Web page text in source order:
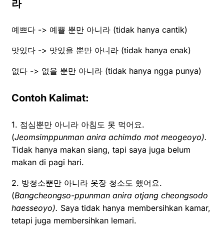
라
예쁘다 -> 예쁠 뿐만 아니라 (tidak hanya cantik)
맛있다 -> 맛있을 뿐만 아니라 (tidak hanya enak)
없다 -> 없을 뿐만 아니라 (tidak hanya ngga punya)
Contoh Kalimat:
1. 점심뿐만 아니라 아침도 못 먹어요.
(Jeomsimppunman anira achimdo mot meogeoyo).
Tidak hanya makan siang, tapi saya juga belum
makan di pagi hari.
2. 방청소뿐만 아니라 옷장 청소도 했어요.
(Bangcheongso-ppunman anira otjang cheongsodo
haesseoyo). Saya tidak hanya membersihkan kamar,
tetapi juga membersihkan lemari.